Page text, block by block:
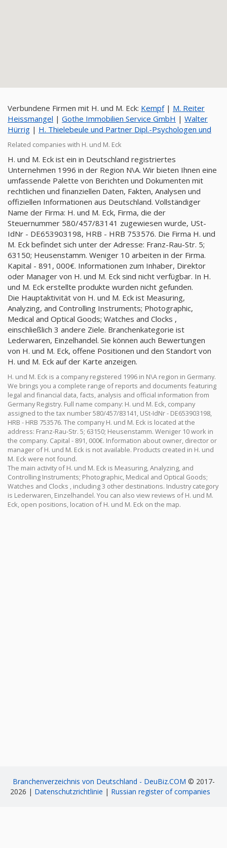
Verbundene Firmen mit H. und M. Eck: Kempf| M. Reiter
Heissmangel | Gothe Immobilien Service GmbH | Walter
Hürrig | H. Thielebeule und Partner Dipl.-Psychologen und
Related companies with H. und M. Eck
H. und M. Eck ist ein in Deutschland registriertes
Unternehmen 1996 in der Region N\A. Wir bieten Ihnen eine
umfassende Palette von Berichten und Dokumenten mit
rechtlichen und finanziellen Daten, Fakten, Analysen und
offiziellen Informationen aus Deutschland. Vollständiger
Name der Firma: H. und M. Eck, Firma, die der
Steuernummer 580/457/83141 zugewiesen wurde, USt-
IdNr - DE653903198, HRB - HRB 753576. Die Firma H. und
M. Eck befindet sich unter der Adresse: Franz-Rau-Str. 5;
63150; Heusenstamm. Weniger 10 arbeiten in der Firma.
Kapital - 891, 000€. Informationen zum Inhaber, Direktor
oder Manager von H. und M. Eck sind nicht verfügbar. In H.
und M. Eck erstellte produkte wurden nicht gefunden.
Die Hauptaktivität von H. und M. Eck ist Measuring,
Analyzing, and Controlling Instruments; Photographic,
Medical and Optical Goods; Watches and Clocks ,
einschließlich 3 andere Ziele. Branchenkategorie ist
Lederwaren, Einzelhandel. Sie können auch Bewertungen
von H. und M. Eck, offene Positionen und den Standort von
H. und M. Eck auf der Karte anzeigen.
H. und M. Eck is a company registered 1996 in N\A region in Germany.
We brings you a complete range of reports and documents featuring
legal and financial data, facts, analysis and official information from
Germany Registry. Full name company: H. und M. Eck, company
assigned to the tax number 580/457/83141, USt-IdNr - DE653903198,
HRB - HRB 753576. The company H. und M. Eck is located at the
address: Franz-Rau-Str. 5; 63150; Heusenstamm. Weniger 10 work in
the company. Capital - 891, 000€. Information about owner, director or
manager of H. und M. Eck is not available. Products created in H. und
M. Eck were not found.
The main activity of H. und M. Eck is Measuring, Analyzing, and
Controlling Instruments; Photographic, Medical and Optical Goods;
Watches and Clocks , including 3 other destinations. Industry category
is Lederwaren, Einzelhandel. You can also view reviews of H. und M.
Eck, open positions, location of H. und M. Eck on the map.
Branchenverzeichnis von Deutschland - DeuBiz.COM © 2017-
2026 | Datenschutzrichtlinie | Russian register of companies